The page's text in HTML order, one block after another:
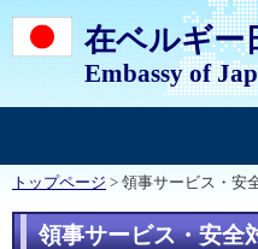
在ベルギー
Embassy of
トップページ > 領事サービス・安
領事サービス・安全